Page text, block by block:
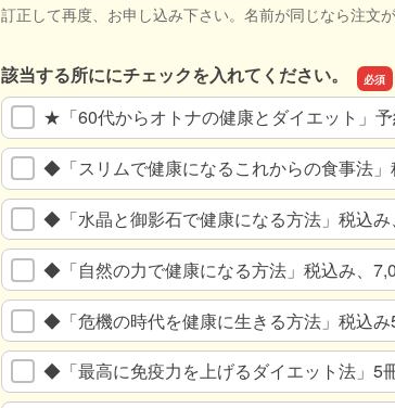
訂正して再度、お申し込み下さい。名前が同じなら注文
該当する所ににチェックを入れてください。
★「60代からオトナの健康とダイエット」
◆「スリムで健康になるこれからの食事法」
◆「水晶と御影石で健康になる方法」税込み
◆「自然の力で健康になる方法」税込み、
◆「危機の時代を健康に生きる方法」税込み
◆「最高に免疫力を上げるダイエット法」5